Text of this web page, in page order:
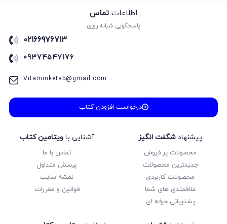
پیشنهاد شگفت انگیز
محصولات پر فروش
جدیدترین محصولات
محصولات کاربردی
علاقمندی های شما
پشتیبانی حرفه ای
آشنایی باویتامین کتاب
تماس با ما
پرسش متداول
نقشه سایت
قوانین و مقررات
اطلاعات تماس
پاسخگویی شبانه روزی
02166976713
09374547176
Vitaminketab@gmail.com
درخواست افزودن کتاب